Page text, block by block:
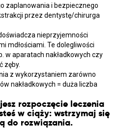
zaplanowania i bezpiecznego
przez dentystę/chirurga
nieprzyjemności
mdłościami. Te dolegliwości
w aparatach nakładkowych czy
zęby.
z wykorzystaniem zarówno
nakładkowych = duża liczba
rozpoczęcie leczenia
w ciąży: wstrzymaj się
do rozwiązania.